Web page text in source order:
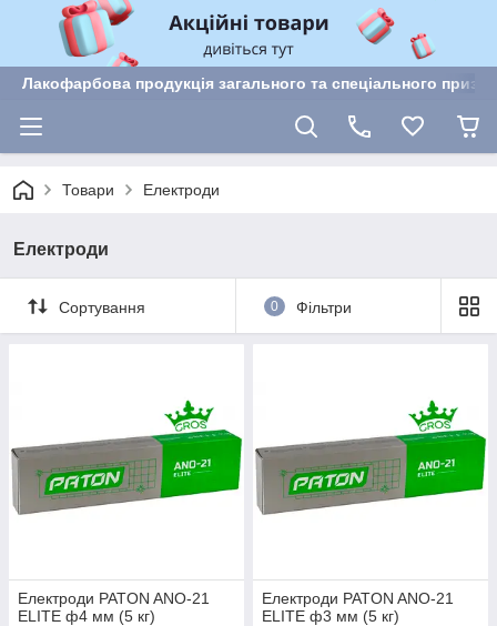
Лакофарбова продукція загального та спеціального
Товари Електроди
Електроди
Сортування 0 Фільтри
Електроди PATON ANO-21
ELITE ф4 мм (5 кг)
Електроди PATON ANO-21
ELITE ф3 мм (5 кг)